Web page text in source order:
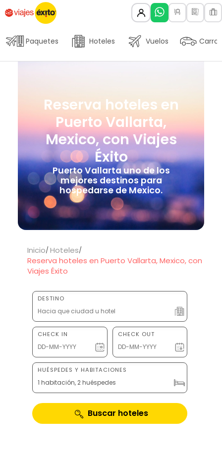
Paquetes Hoteles Vuelos Carros
Reserva hoteles en
Puerto Vallarta,
Mexico, con Viajes
Éxito
Puerto Vallarta uno de los
mejores destinos para
hospedarse de Mexico.
Inicio Hoteles
Reserva hoteles en Puerto Vallarta, Mexico, con
Viajes Éxito
DESTINO
CHECK IN CHECK OUT
HUÉSPEDES Y HABITACIONES
1 habitación, 2 huéspedes
Buscar hoteles